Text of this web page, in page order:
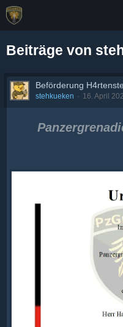
Beiträge von
Beförderung
stehkueken 16. April